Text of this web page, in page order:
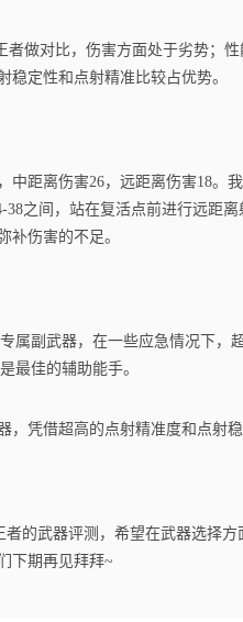
者做对比，伤害方面处于劣势；
稳定性和点射精准比较占优势。
中距离伤害26，远距离伤害18
38之间，站在复活点前进行远距
补伤害的不足。
属副武器，在一些应急情况下
最佳的辅助能手。
，凭借超高的点射精准度和点射
的武器评测，希望在武器选择
下期再见拜拜~